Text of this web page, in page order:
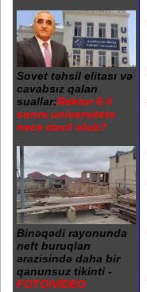
Sovet təhsil elitası və
cavabsız qalan
suallar:Rektor 6 il
sonra universitetə
necə daxil olub?
Binəqədi rayonunda
neft buruqları
ərazisində daha bir
qanunsuz tikinti -
FOTO/VİDEO